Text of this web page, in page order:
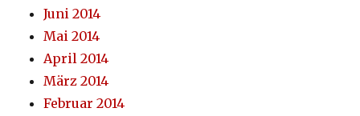
Juni 2014
Mai 2014
April 2014
März 2014
Februar 2014